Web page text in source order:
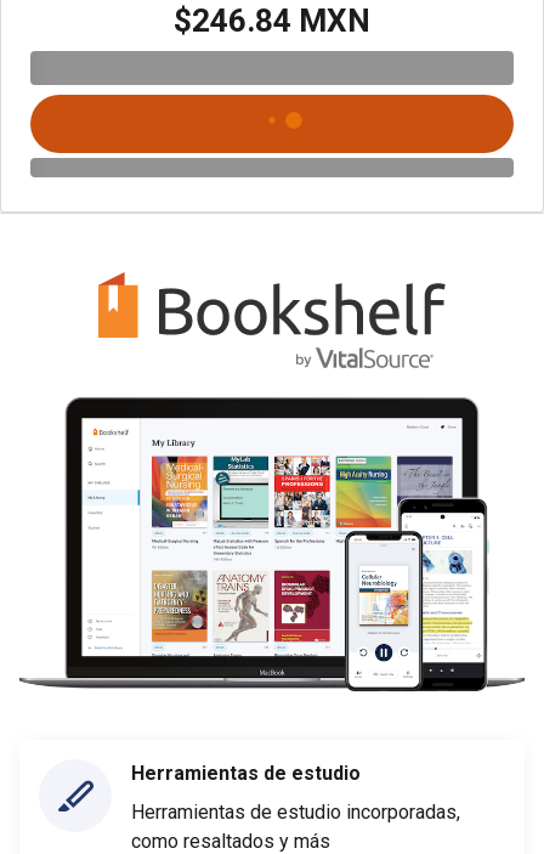
$246.84 MXN
Herramientas de estudio
Herramientas de estudio incorporadas,
como resaltados y más